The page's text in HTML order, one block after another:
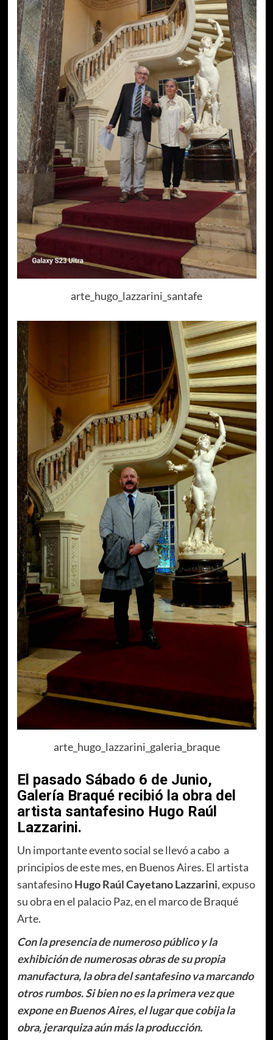
arte_hugo_lazzarini_santafe
arte_hugo_lazzarini_galeria_braque
El pasado Sábado 6 de Junio,
Galería Braqué recibió la obra del
artista santafesino Hugo Raúl
Lazzarini.
Un importante evento social se llevó a cabo a
principios de este mes, en Buenos Aires. El artista
santafesinoHugo Raúl Cayetano Lazzarini, expuso
su obra en el palacio Paz, en el marco de Braqué
Arte.
Con la presencia de numeroso público y la
exhibición de numerosas obras de su propia
manufactura, la obra del santafesino va marcando
otros rumbos. Si bien no es la primera vez que
expone en Buenos Aires, el lugar que cobija la
obra, jerarquiza aún más la producción.